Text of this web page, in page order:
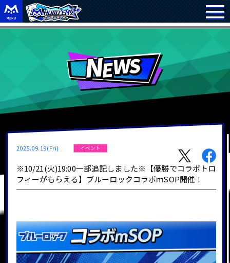
2025.09.19(Fri) イベント
※10/21(火)19:00一部追記しました※【優勝でコラボトロ
フィーがもらえる】ブルーロックコラボｍSOP開催！